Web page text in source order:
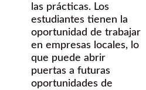
las prácticas. Los
estudiantes tienen la
oportunidad de trabajar
en empresas locales, lo
que puede abrir
puertas a futuras
oportunidades de